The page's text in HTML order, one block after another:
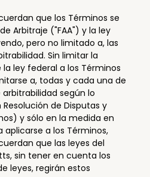
que los Términos se
Arbitraje ("FAA") y la ley
pero no limitado a, las
Sin limitar la
ley federal a los Términos
a, todas y cada una de
según lo
de Disputas y
y sólo en la medida en
a los Términos,
que las leyes del
sin tener en cuenta los
leyes, regirán estos